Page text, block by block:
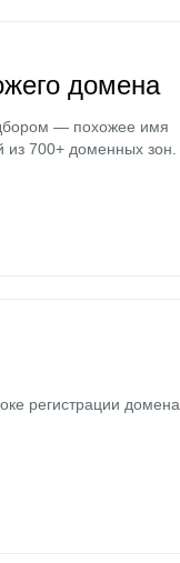
домена
— похожее имя
из 700+ доменных зон.
регистрации домена,